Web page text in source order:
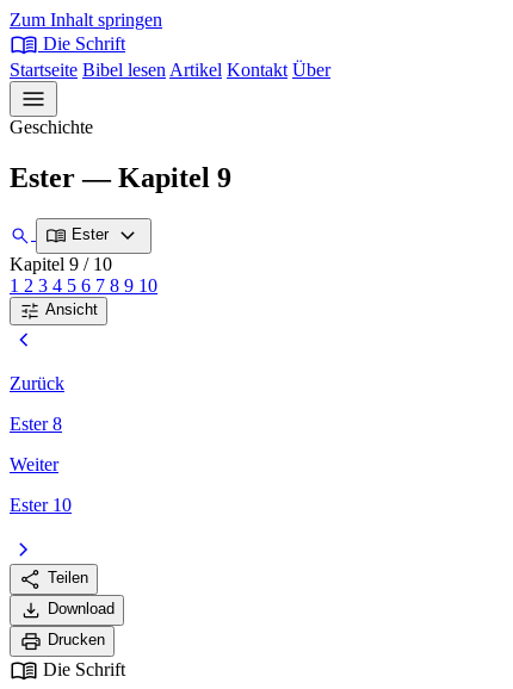
Zum Inhalt springen
menu_book Die Schrift
Startseite Bibel lesen Artikel Kontakt Über
menu
Geschichte
Ester — Kapitel 9
search menu_book Ester expand_more
Kapitel 9 / 10
1 2 3 4 5 6 7 8 9 10
tune Ansicht
chevron_left
Zurück
Ester 8
Weiter
Ester 10
chevron_right
share Teilen
download Download
print Drucken
menu_book Die Schrift